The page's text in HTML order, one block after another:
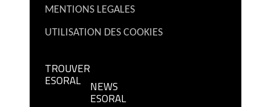
MENTIONS LEGALES
UTILISATION DES COOKIES
TROUVER
ESORAL NEWS
ESORAL